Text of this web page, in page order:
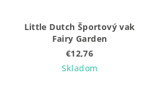
Little Dutch Športový vak
Fairy Garden
€12,76
Skladom